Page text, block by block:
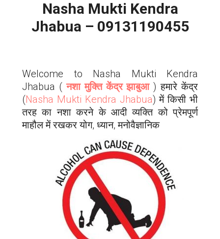
Nasha Mukti Kendra
Jhabua – 09131190455
Welcome to Nasha Mukti Kendra
Jhabua (नशा मुक्ति केंद्रझाबुआ ) हमारे केंद्र
(Nasha Mukti Kendra Jhabua) में किसी भी
तरह का नशा करने के आदी व्यक्ति को प्रेमपूर्ण
माहौल में रखकर योग, ध्यान, मनोवैज्ञानिक